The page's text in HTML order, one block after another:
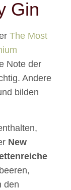
Gin
The Most
Note der
Andere
bilden
New
den